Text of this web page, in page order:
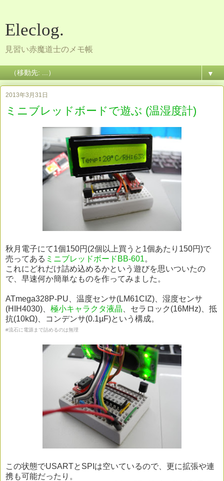
Eleclog.
見習い赤魔道士のメモ帳
▼
2013年3月31日
ミニブレッドボードで遊ぶ (温湿度計)
秋月電子にて1個150円(2個以上買うと1個あたり150円)で
売ってある ミニブレッドボードBB-601。
これにどれだけ詰め込めるかという遊びを思いついたの
で、早速何か簡単なものを作ってみました。
ATmega328P-PU、温度センサ(LM61CIZ)、湿度センサ
(HIH4030)、 極小キャラクタ液晶 、セラロック(16MHz)、抵
抗(10kΩ)、コンデンサ(0.1µF)という構成。
#流石に電源まで詰めるのは無理
この状態でUSARTとSPIは空いているので、更に拡張や連
携も可能だったり。